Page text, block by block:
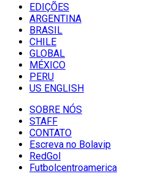
EDIÇÕES
ARGENTINA
BRASIL
CHILE
GLOBAL
MÉXICO
PERU
US ENGLISH
SOBRE NÓS
STAFF
CONTATO
Escreva no Bolavip
RedGol
Futbolcentroamerica